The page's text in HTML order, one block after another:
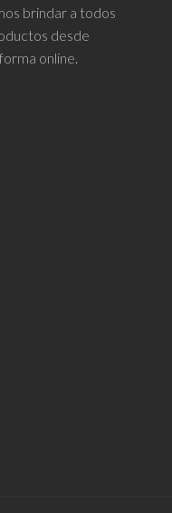
brindar a todos
desde
online.